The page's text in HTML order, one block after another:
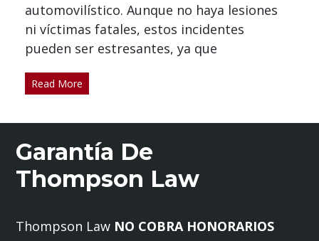
automovilístico. Aunque no haya lesiones
ni víctimas fatales, estos incidentes
pueden ser estresantes, ya que
Read More
Garantía De
Thompson Law
Thompson Law NO COBRA HONORARIOS